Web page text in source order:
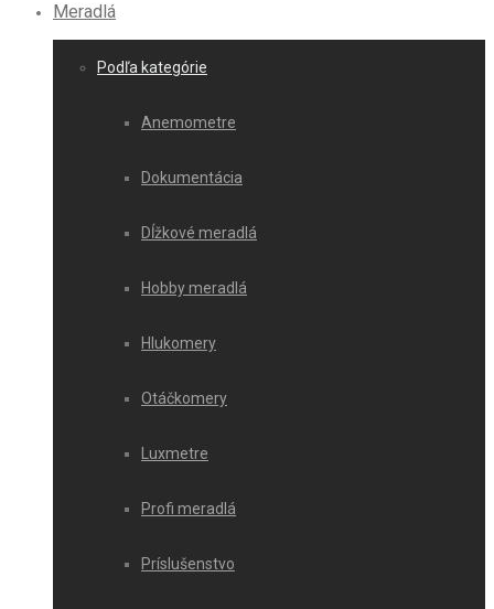
Meradlá
Podľa kategórie
Anemometre
Dokumentácia
Dĺžkové meradlá
Hobby meradlá
Hlukomery
Otáčkomery
Luxmetre
Profi meradlá
Príslušenstvo